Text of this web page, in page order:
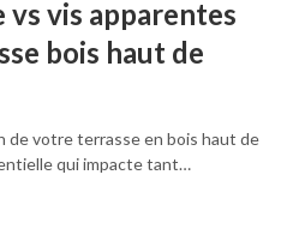
vis apparentes
bois haut de
de votre terrasse en bois haut de
qui impacte tant…